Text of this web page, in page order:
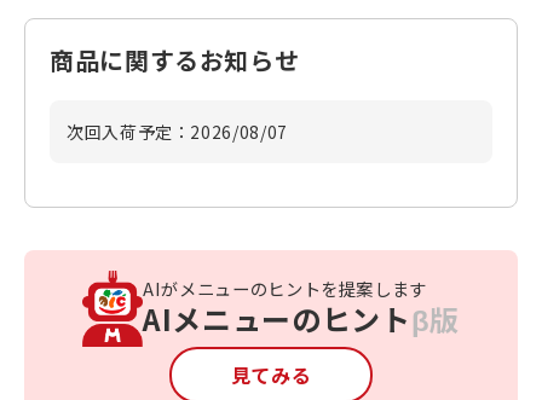
商品に関するお知らせ
次回入荷予定： 2026/08/07
AIがメニューのヒントを提案します
AIメニューのヒントβ版
見てみる